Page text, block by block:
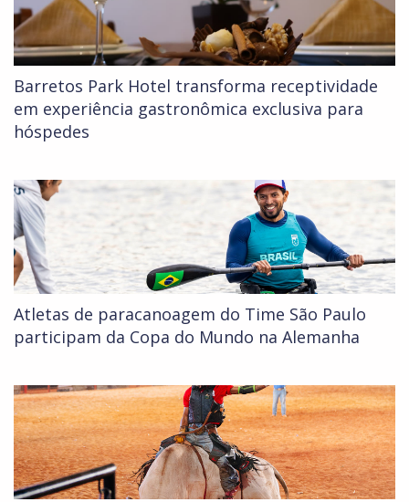
Barretos Park Hotel transforma receptividade
em experiência gastronômica exclusiva para
hóspedes
Atletas de paracanoagem do Time São Paulo
participam da Copa do Mundo na Alemanha